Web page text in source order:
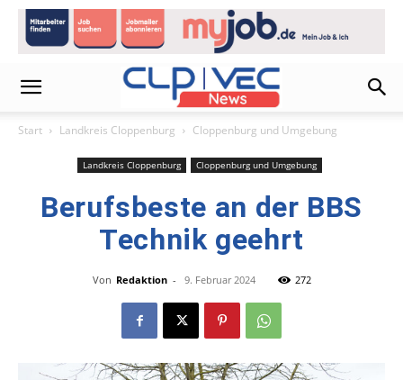
Start Landkreis Cloppenburg Cloppenburg und Umgebung
Landkreis Cloppenburg Cloppenburg und Umgebung
Berufsbeste an der BBS
Technik geehrt
Von Redaktion - 9. Februar 2024 272